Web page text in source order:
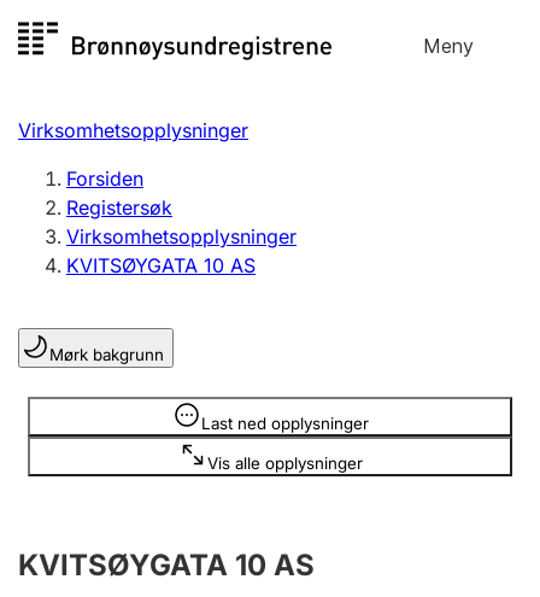
til
Meny
Registersøk
Aksjeselskap
Enkeltpersonforetak
Registrere, endre, slette
Lag og forening
Registrere, endre, slette
Årsregnskap
Virksomhetsopplysninger
Forsiden
Registersøk
Virksomhetsopplysninger
KVITSØYGATA 10 AS
Mørk bakgrunn
Last ned opplysninger
Vis alle opplysninger
Opplysninger er skjult
KVITSØYGATA 10 AS